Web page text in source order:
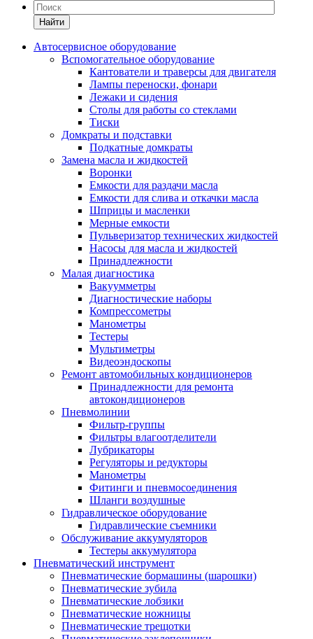
Найти
Автосервисное оборудование
Вспомогательное оборудование
Кантователи и траверсы для двигателя
Лампы переноски, фонари
Лежаки и сидения
Столы для работы со стеклами
Тиски
Домкраты и подставки
Подкатные домкраты
Замена масла и жидкостей
Воронки
Емкости для раздачи масла
Емкости для слива и откачки масла
Шприцы и масленки
Мерные емкости
Пульверизатор технических жидкостей
Насосы для масла и жидкостей
Принадлежности
Малая диагностика
Вакуумметры
Диагностические наборы
Компрессометры
Манометры
Тестеры
Мультиметры
Видеоэндоскопы
Ремонт автомобильных кондиционеров
Принадлежности для ремонта
автокондиционеров
Пневмолинии
Фильтр-группы
Фильтры влагоотделители
Лубрикаторы
Регуляторы и редукторы
Манометры
Фитинги и пневмосоединения
Шланги воздушные
Гидравлическое оборудование
Гидравлические съемники
Обслуживание аккумуляторов
Тестеры аккумулятора
Пневматический инструмент
Пневматические бормашины (шарошки)
Пневматические зубила
Пневматические лобзики
Пневматические ножницы
Пневматические трещотки